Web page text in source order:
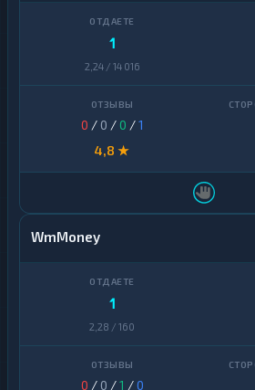
1
2,24 / 14 016
0 / 0 /0 /1
4,8 ★
WmMoney
1
2,28 / 160
0 / 0 /1 /0